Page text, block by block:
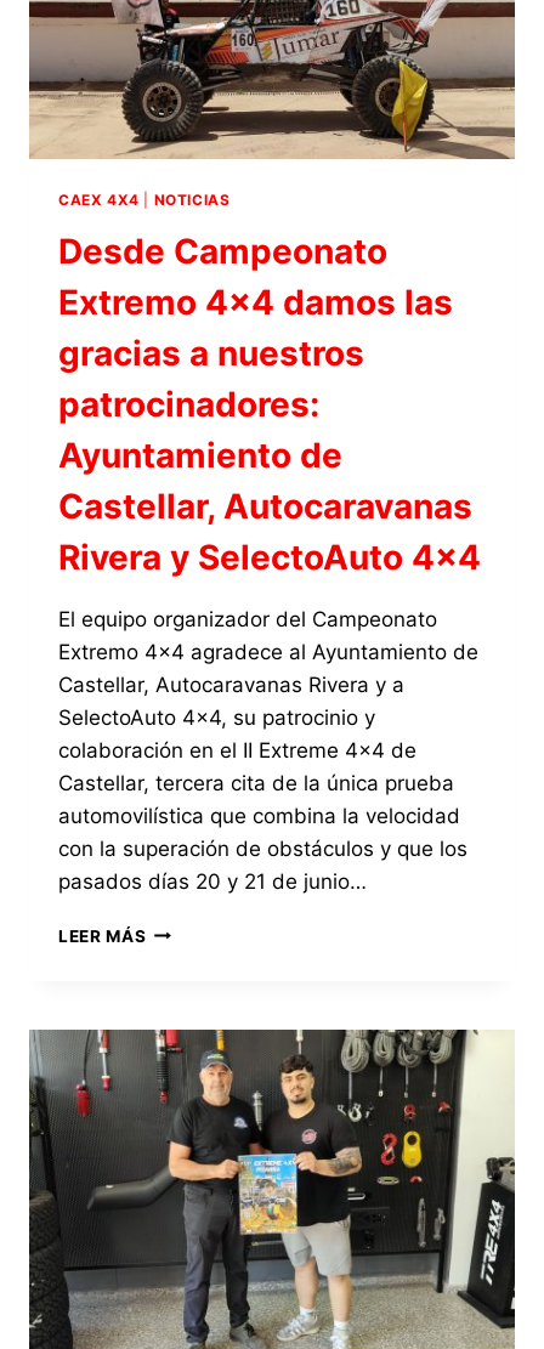
CAEX 4X4 NOTICIAS
Desde Campeonato
Extremo 4×4 damos las
gracias a nuestros
patrocinadores:
Ayuntamiento de
Castellar, Autocaravanas
Rivera y SelectoAuto 4×4
El equipo organizador del Campeonato
Extremo 4×4 agradece al Ayuntamiento de
Castellar, Autocaravanas Rivera y a
SelectoAuto 4×4, su patrocinio y
colaboración en el II Extreme 4×4 de
Castellar, tercera cita de la única prueba
automovilística que combina la velocidad
con la superación de obstáculos y que los
pasados días 20 y 21 de junio…
LEER MÁS DESDE
DAMOS
LAS
GRACIAS
A
NUESTROS
PATROCINADORES:
AYUNTAMIENTO
DE
CASTELLAR,
AUTOCARAVANAS
RIVERA
Y
SELECTOAUTO